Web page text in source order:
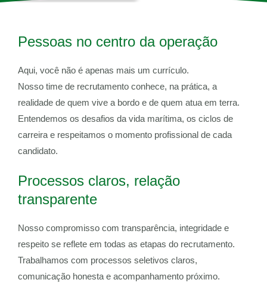
Pessoas no centro da operação
Aqui, você não é apenas mais um currículo.
Nosso time de recrutamento conhece, na prática, a
realidade de quem vive a bordo e de quem atua em terra.
Entendemos os desafios da vida marítima, os ciclos de
carreira e respeitamos o momento profissional de cada
candidato.
Processos claros, relação
transparente
Nosso compromisso com transparência, integridade e
respeito se reflete em todas as etapas do recrutamento.
Trabalhamos com processos seletivos claros,
comunicação honesta e acompanhamento próximo.